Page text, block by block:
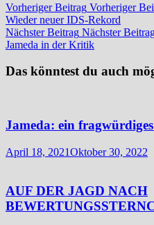
Vorheriger Beitrag Vorheriger
Wieder neuer IDS-Rekord
Nächster Beitrag Nächster
Jameda in der Kritik
Das könntest du auch
Jameda: ein
April 18, 2021Oktober 30, 2022
AUF DER JAGD NACH